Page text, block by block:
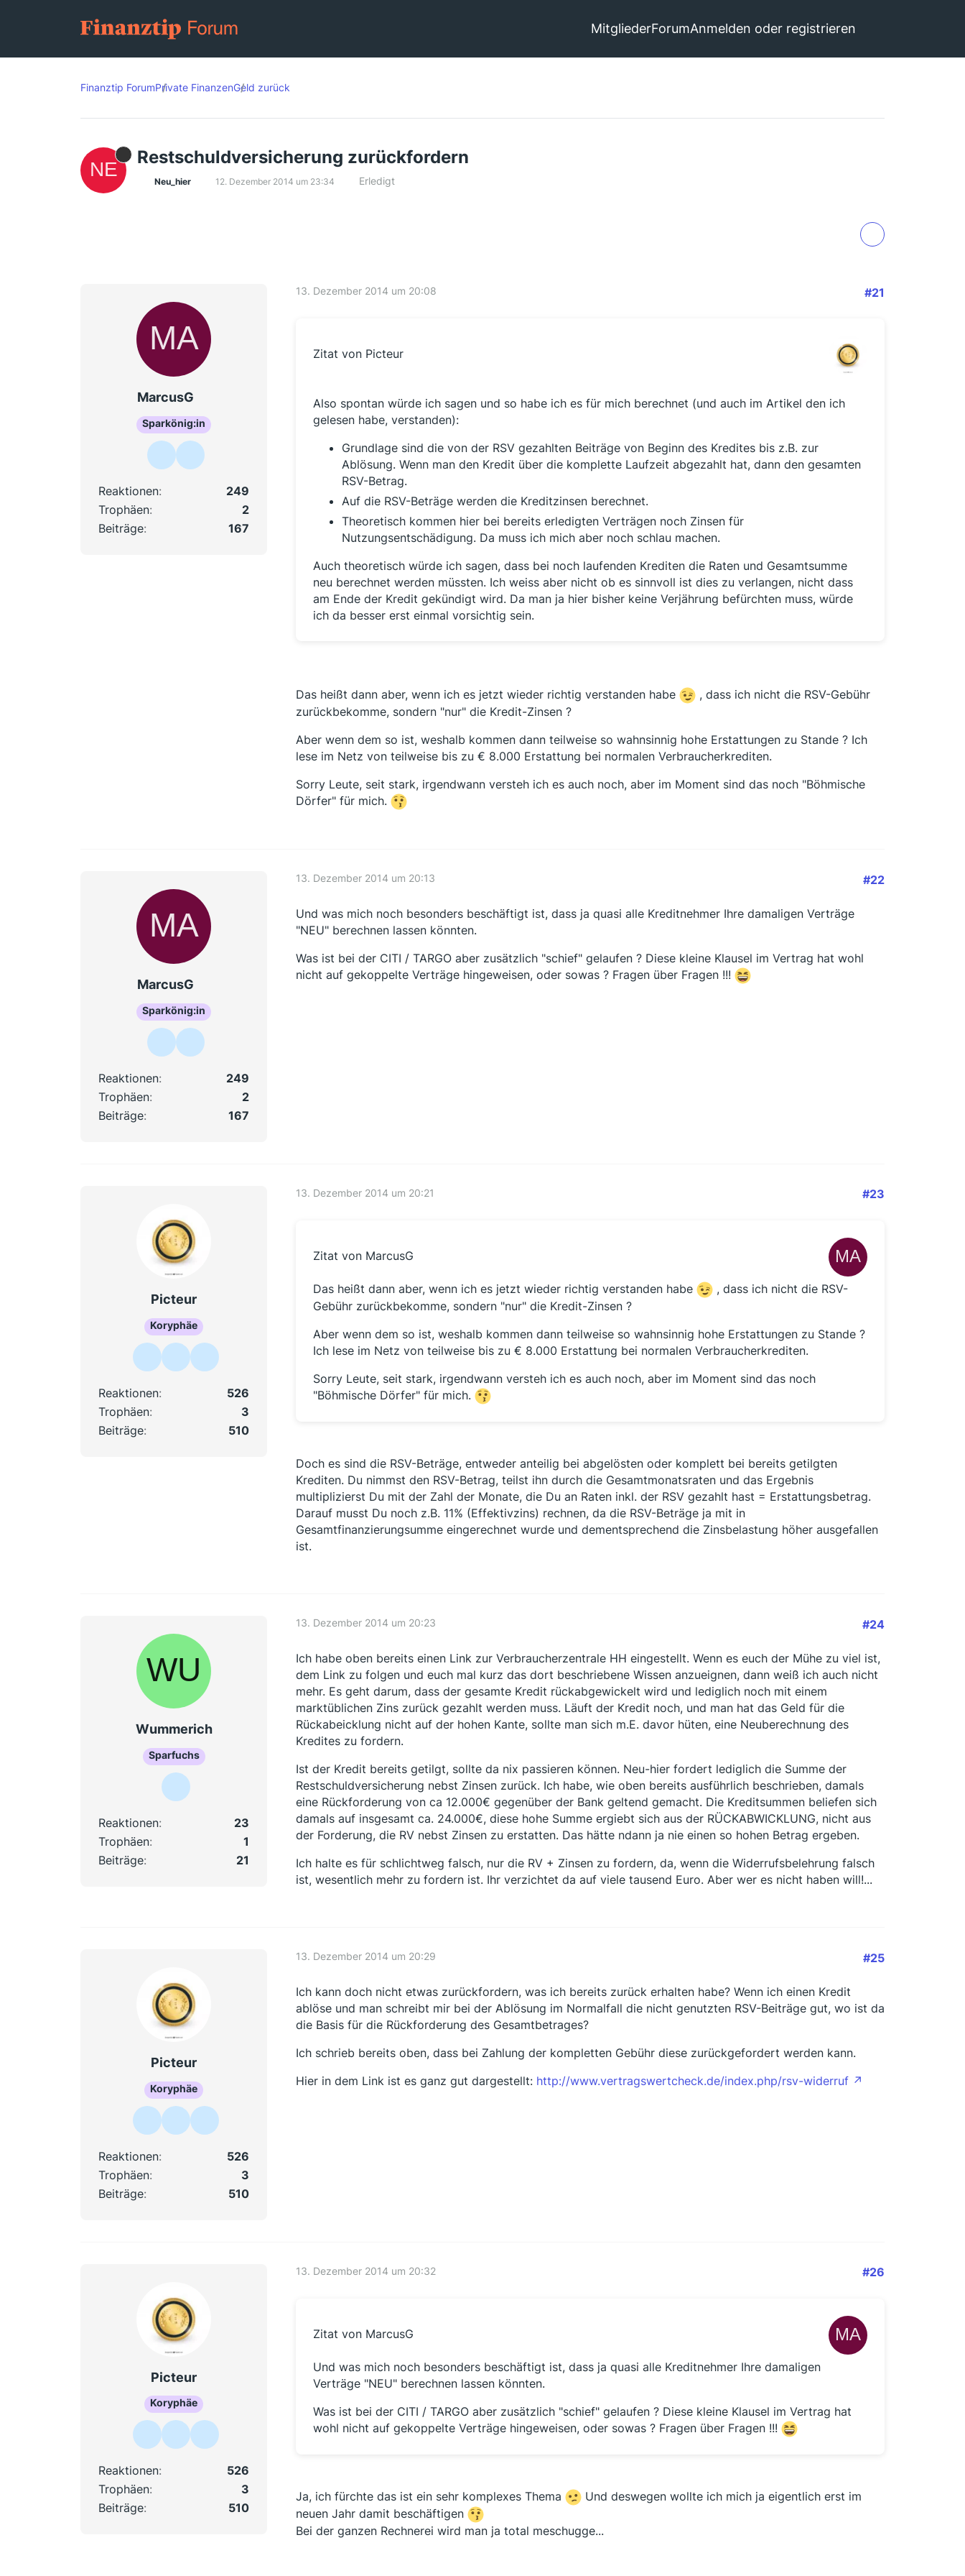
MitgliederForumAnmelden oder registrieren
Finanztip ForumPrivate FinanzenGeld zurück
Restschuldversicherung zurückfordern
Neu_hier 12. Dezember 2014 um 23:34 Erledigt
MarcusG
Sparkönig:in
Reaktionen
249
Trophäen
2
Beiträge
167
13. Dezember 2014 um 20:08 #21
Zitat von Picteur
Also spontan würde ich sagen und so habe ich es für mich berechnet (und auch im Artikel den ich
gelesen habe, verstanden):
Grundlage sind die von der RSV gezahlten Beiträge von Beginn des Kredites bis z.B. zur
Ablösung. Wenn man den Kredit über die komplette Laufzeit abgezahlt hat, dann den gesamten
RSV-Betrag.
Auf die RSV-Beträge werden die Kreditzinsen berechnet.
Theoretisch kommen hier bei bereits erledigten Verträgen noch Zinsen für
Nutzungsentschädigung. Da muss ich mich aber noch schlau machen.
Auch theoretisch würde ich sagen, dass bei noch laufenden Krediten die Raten und Gesamtsumme
neu berechnet werden müssten. Ich weiss aber nicht ob es sinnvoll ist dies zu verlangen, nicht dass
am Ende der Kredit gekündigt wird. Da man ja hier bisher keine Verjährung befürchten muss, würde
ich da besser erst einmal vorsichtig sein.
Das heißt dann aber, wenn ich es jetzt wieder richtig verstanden habe
, dass ich nicht die RSV-Gebühr
zurückbekomme, sondern "nur" die Kredit-Zinsen ?
Aber wenn dem so ist, weshalb kommen dann teilweise so wahnsinnig hohe Erstattungen zu Stande ? Ich
lese im Netz von teilweise bis zu € 8.000 Erstattung bei normalen Verbraucherkrediten.
Sorry Leute, seit stark, irgendwann versteh ich es auch noch, aber im Moment sind das noch "Böhmische
Dörfer" für mich.
MarcusG
Sparkönig:in
Reaktionen
249
Trophäen
2
Beiträge
167
13. Dezember 2014 um 20:13 #22
Und was mich noch besonders beschäftigt ist, dass ja quasi alle Kreditnehmer Ihre damaligen Verträge
"NEU" berechnen lassen könnten.
Was ist bei der CITI / TARGO aber zusätzlich "schief" gelaufen ? Diese kleine Klausel im Vertrag hat wohl
nicht auf gekoppelte Verträge hingeweisen, oder sowas ? Fragen über Fragen !!!
Picteur
Koryphäe
Reaktionen
526
Trophäen
3
Beiträge
510
13. Dezember 2014 um 20:21 #23
Zitat von MarcusG
Das heißt dann aber, wenn ich es jetzt wieder richtig verstanden habe
, dass ich nicht die RSV-
Gebühr zurückbekomme, sondern "nur" die Kredit-Zinsen ?
Aber wenn dem so ist, weshalb kommen dann teilweise so wahnsinnig hohe Erstattungen zu Stande ?
Ich lese im Netz von teilweise bis zu € 8.000 Erstattung bei normalen Verbraucherkrediten.
Sorry Leute, seit stark, irgendwann versteh ich es auch noch, aber im Moment sind das noch
"Böhmische Dörfer" für mich.
Doch es sind die RSV-Beträge, entweder anteilig bei abgelösten oder komplett bei bereits getilgten
Krediten. Du nimmst den RSV-Betrag, teilst ihn durch die Gesamtmonatsraten und das Ergebnis
multiplizierst Du mit der Zahl der Monate, die Du an Raten inkl. der RSV gezahlt hast = Erstattungsbetrag.
Darauf musst Du noch z.B. 11% (Effektivzins) rechnen, da die RSV-Beträge ja mit in
Gesamtfinanzierungsumme eingerechnet wurde und dementsprechend die Zinsbelastung höher ausgefallen
ist.
Wummerich
Sparfuchs
Reaktionen
23
Trophäen
1
Beiträge
21
13. Dezember 2014 um 20:23 #24
Ich habe oben bereits einen Link zur Verbraucherzentrale HH eingestellt. Wenn es euch der Mühe zu viel ist,
dem Link zu folgen und euch mal kurz das dort beschriebene Wissen anzueignen, dann weiß ich auch nicht
mehr. Es geht darum, dass der gesamte Kredit rückabgewickelt wird und lediglich noch mit einem
marktüblichen Zins zurück gezahlt werden muss. Läuft der Kredit noch, und man hat das Geld für die
Rückabeicklung nicht auf der hohen Kante, sollte man sich m.E. davor hüten, eine Neuberechnung des
Kredites zu fordern.
Ist der Kredit bereits getilgt, sollte da nix passieren können. Neu-hier fordert lediglich die Summe der
Restschuldversicherung nebst Zinsen zurück. Ich habe, wie oben bereits ausführlich beschrieben, damals
eine Rückforderung von ca 12.000€ gegenüber der Bank geltend gemacht. Die Kreditsummen beliefen sich
damals auf insgesamt ca. 24.000€, diese hohe Summe ergiebt sich aus der RÜCKABWICKLUNG, nicht aus
der Forderung, die RV nebst Zinsen zu erstatten. Das hätte ndann ja nie einen so hohen Betrag ergeben.
Ich halte es für schlichtweg falsch, nur die RV + Zinsen zu fordern, da, wenn die Widerrufsbelehrung falsch
ist, wesentlich mehr zu fordern ist. Ihr verzichtet da auf viele tausend Euro. Aber wer es nicht haben will!...
Picteur
Koryphäe
Reaktionen
526
Trophäen
3
Beiträge
510
13. Dezember 2014 um 20:29 #25
Ich kann doch nicht etwas zurückfordern, was ich bereits zurück erhalten habe? Wenn ich einen Kredit
ablöse und man schreibt mir bei der Ablösung im Normalfall die nicht genutzten RSV-Beiträge gut, wo ist da
die Basis für die Rückforderung des Gesamtbetrages?
Ich schrieb bereits oben, dass bei Zahlung der kompletten Gebühr diese zurückgefordert werden kann.
Hier in dem Link ist es ganz gut dargestellt: http://www.vertragswertcheck.de/index.php/rsv-widerruf
Picteur
Koryphäe
Reaktionen
526
Trophäen
3
Beiträge
510
13. Dezember 2014 um 20:32 #26
Zitat von MarcusG
Und was mich noch besonders beschäftigt ist, dass ja quasi alle Kreditnehmer Ihre damaligen
Verträge "NEU" berechnen lassen könnten.
Was ist bei der CITI / TARGO aber zusätzlich "schief" gelaufen ? Diese kleine Klausel im Vertrag hat
wohl nicht auf gekoppelte Verträge hingeweisen, oder sowas ? Fragen über Fragen !!!
Ja, ich fürchte das ist ein sehr komplexes Thema
Und deswegen wollte ich mich ja eigentlich erst im
neuen Jahr damit beschäftigen
Bei der ganzen Rechnerei wird man ja total meschugge...